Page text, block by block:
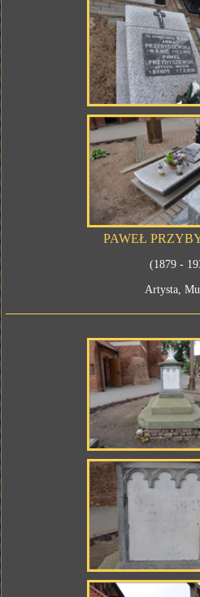
PAWEŁ
(1879 -
Artysta,